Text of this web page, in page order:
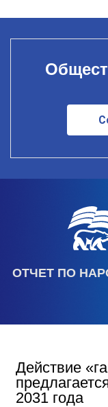
ОТЧЕТ ПО
Действие
2031 года